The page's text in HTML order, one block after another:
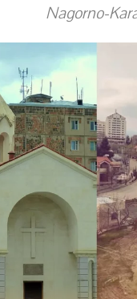
Nagorno-